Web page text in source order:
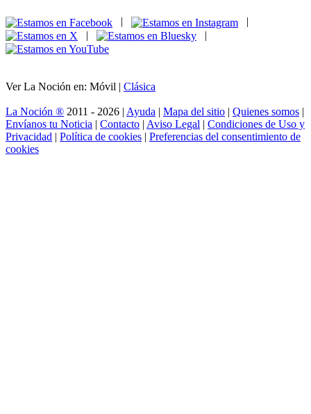
|
|
Ver La Noción en: Móvil | Clásica
La Noción ® 2011 - 2026 | Ayuda | Mapa del sitio | Quienes somos |
Envíanos tu Noticia | Contacto | Aviso Legal | Condiciones de Uso y
Privacidad | Política de cookies | Preferencias del consentimiento de
cookies